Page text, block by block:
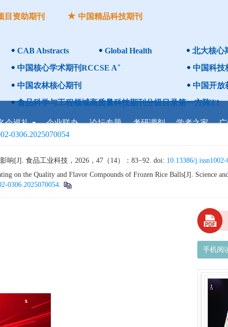
目资助期刊
中国精品科技期刊
CAB Abstracts Global Health
北大核心
中国核心学术期刊RCCSE A+ 中国科技
中国农林核心期刊
中国开放
食品科学与工程领域高质量科技期刊分级目录第一方阵T1
企巡礼 企业联办 论坛专题 考研调剂 学者之家
0306.2025070054
[J]. 食品工业科技，2026，47（14）：83−92. doi: 10.13386/
on the Quality and Flavor Compounds of Frozen Rice Balls[J]. Science
0306.2025070054.
手机阅